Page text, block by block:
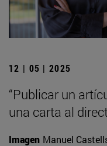
12 | 05 | 2025
“Publicar un
una carta al
Imagen Manuel